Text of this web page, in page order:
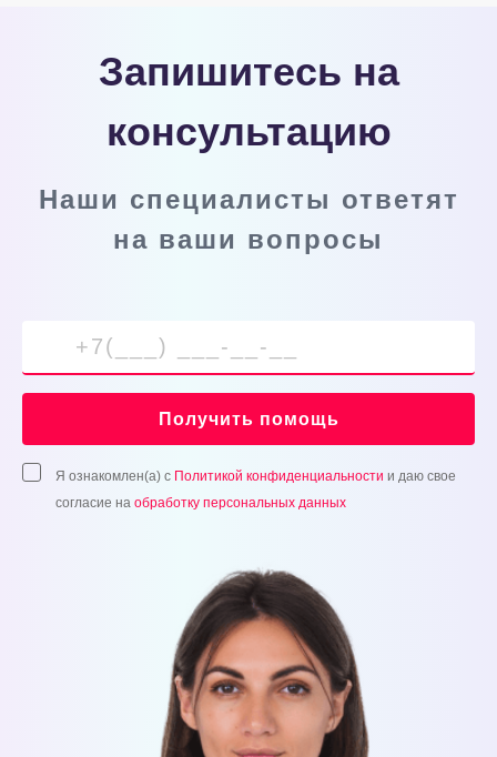
Запишитесь на
консультацию
Наши специалисты ответят
на ваши вопросы
Получить помощь
Я ознакомлен(а) с Политикой конфиденциальности и даю свое
согласие на обработку персональных данных